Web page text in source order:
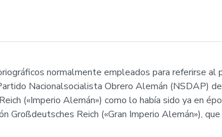
normalmente empleados para referirse al
Nacionalsocialista Obrero Alemán (NSDAP)
(«Imperio Alemán») como lo había sido ya en
Großdeutsches Reich («Gran Imperio Alemán»),